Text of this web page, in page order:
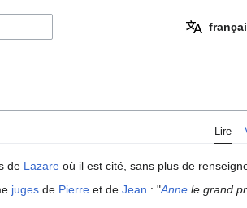
Lire
de Lazare où il est cité, sans plus de
juges de Pierre et de Jean : "Anne le grand